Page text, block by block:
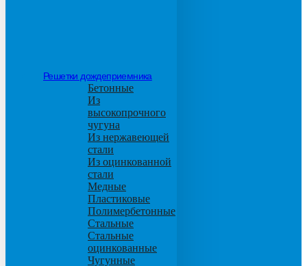
Решетки дождеприемника
Бетонные
Из
высокопрочного
чугуна
Из нержавеющей
стали
Из оцинкованной
стали
Медные
Пластиковые
Полимербетонные
Стальные
Стальные
оцинкованные
Чугунные